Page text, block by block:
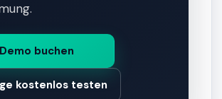
Demo buchen
kostenlos testen